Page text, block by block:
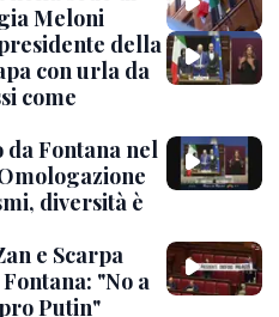
Meloni
della
con urla da
come
da Fontana nel
diversità è
e Scarpa
"No a
Putin"